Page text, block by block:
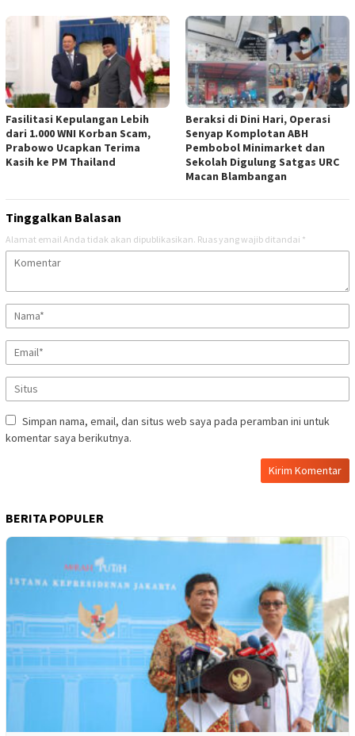
Fasilitasi Kepulangan Lebih
dari 1.000 WNI Korban Scam,
Prabowo Ucapkan Terima
Kasih ke PM Thailand
Beraksi di Dini Hari, Operasi
Senyap Komplotan ABH
Pembobol Minimarket dan
Sekolah Digulung Satgas URC
Macan Blambangan
Tinggalkan Balasan
Alamat email Anda tidak akan dipublikasikan. Ruas yang wajib ditandai *
Simpan nama, email, dan situs web saya pada peramban ini untuk
komentar saya berikutnya.
BERITA POPULER